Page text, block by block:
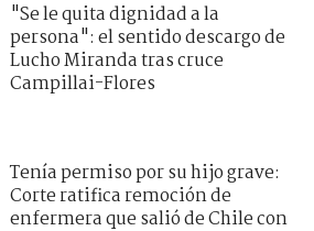
"Se le quita dignidad a la
persona": el sentido descargo de
Lucho Miranda tras cruce
Campillai-Flores
Tenía permiso por su hijo grave:
Corte ratifica remoción de
enfermera que salió de Chile con